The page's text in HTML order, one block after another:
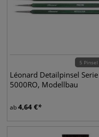
5 Pinsel
Léonard Detailpinsel Serie
5000RO, Modellbau
ab4,64 €